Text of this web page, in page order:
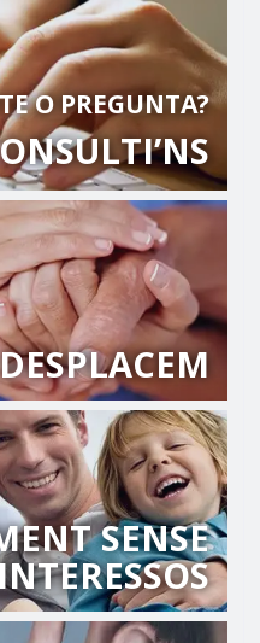
O PREGUNTA?
SENSE